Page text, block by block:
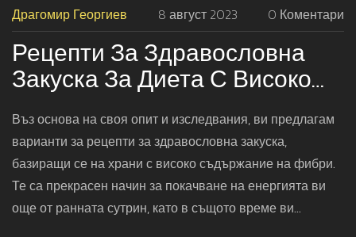
Драгомир Георгиев 8 август 2023 0 Коментари
Рецепти За Здравословна
Закуска За Диета С Високо
Съдържание На Фибри
Въз основа на своя опит и изследвания, ви предлагам
варианти за рецепти за здравословна закуска,
базиращи се на храни с високо съдържание на фибри.
Те са прекрасен начин за покачване на енергията ви
още от ранната сутрин, като в същото време ви